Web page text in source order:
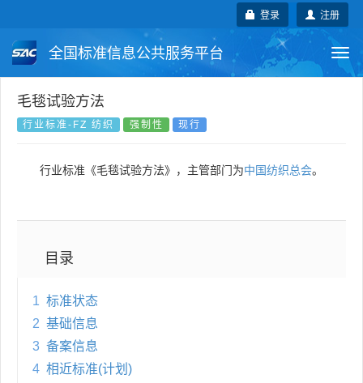
注册
登录
全国标准信息公共服务平台
国家标准
国外标准 技术委员会
毛毯试验方法
行业标准-FZ 纺织 强制性 现行
行业标准《毛毯试验方法》，主管部门为中国纺织总会。
目录
1 标准状态
2 基础信息
3 备案信息
4 相近标准(计划)